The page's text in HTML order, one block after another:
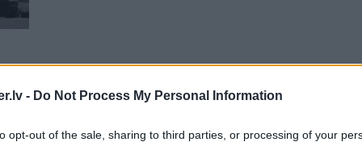
- Do Not Process My Personal Information
opt-out of the sale, sharing to third parties, or processing of your
03. May 2011, 10:50